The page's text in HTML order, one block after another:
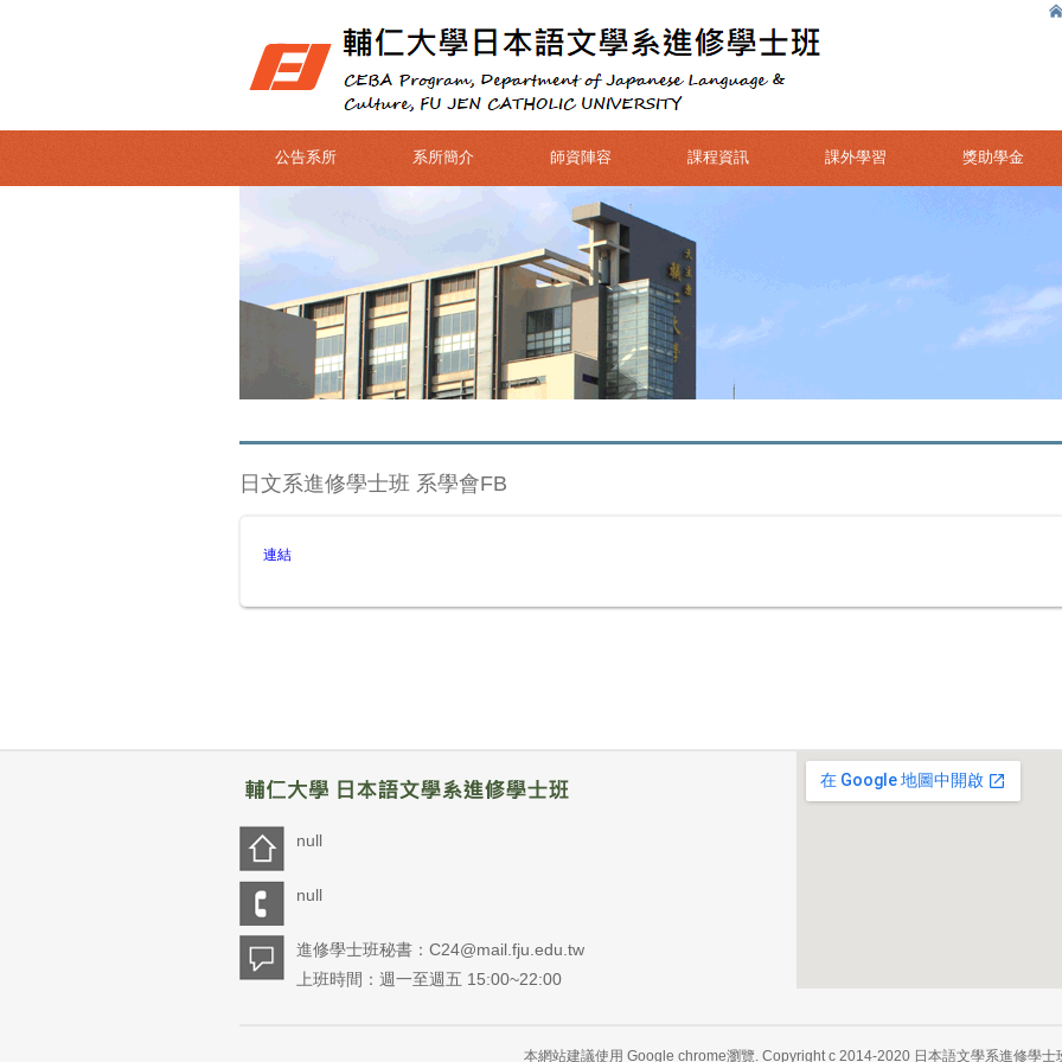
公告系所 系所簡介 師資陣容 課程資訊 課外學習 獎助學金
日文系進修學士班 系學會FB
連結
null
null
進修學士班秘書：C24@mail.fju.edu.tw
上班時間：週一至週五 15:00~22:00
本網站建議使用 Google chrome瀏覽. Copyright c 2014-2020 日本語文學系進修學士